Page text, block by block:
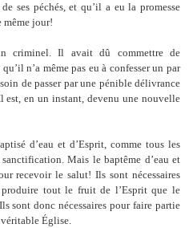
ses péchés, et qu’il a eu la promesse
même jour!
criminel. Il avait dû commettre de
n’a même pas eu à confesser un par
de passer par une pénible délivrance
en un instant, devenu une nouvelle
d’eau et d’Esprit, comme tous les
Mais le baptême d’eau et
recevoir le salut! Ils sont nécessaires
tout le fruit de l’Esprit que le
sont donc nécessaires pour faire partie
véritable Église.